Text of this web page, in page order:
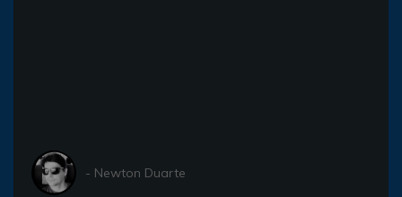
- Newton Duarte